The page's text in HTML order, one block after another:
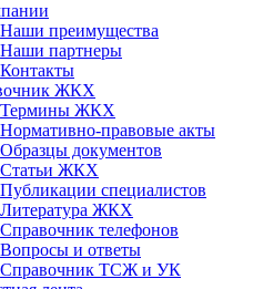
Наши преимущества
Наши партнеры
Контакты
ЖКХ
Термины ЖКХ
Нормативно-правовые акты
Образцы документов
Статьи ЖКХ
Публикации специалистов
Литература ЖКХ
Справочник телефонов
Вопросы и ответы
Справочник ТСЖ и УК